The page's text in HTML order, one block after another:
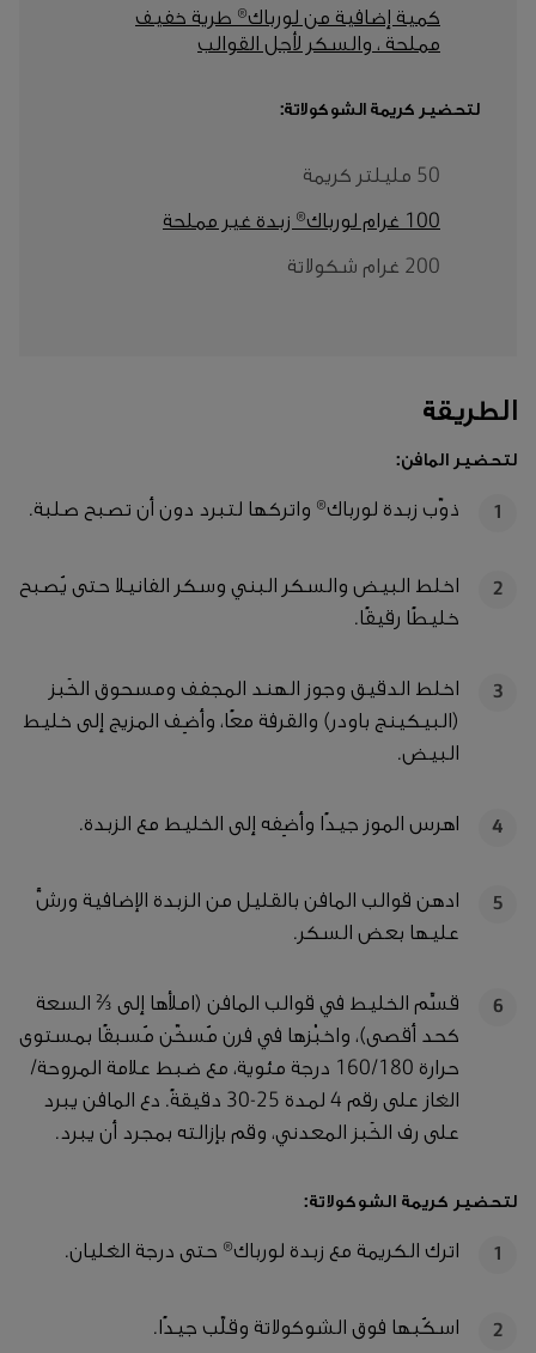
كمية إضافية من لورباك® طرية خفيف
مملحة ، والسكر لأجل القوالب
لتحضير كريمة الشوكولاتة:
50 مليلتر كريمة
100 غرام لورباك® زبدة غير مملحة
200 غرام شكولاتة
الطريقة
لتحضير المافن:
1 ذوّب زبدة لورباك® واتركها لتبرد دون أن تصبح صلبة.
2
اخلط البيض والسكر البني وسكر الفانيلا حتى يُصبح
خليطًا رقيقًا.
3
اخلط الدقيق وجوز الهند المجفف ومسحوق الخَبز
(البيكينج باودر) والقرفة معًا، وأضِف المزيج إلى خليط
البيض.
4 اهرس الموز جيدًا وأضِفه إلى الخليط مع الزبدة.
5
ادهن قوالب المافن بالقليل من الزبدة الإضافية ورشَّ
عليها بعض السكر.
6
قسِّم الخليط في قوالب المافن (املأها إلى ⅔ السعة
كحد أقصى)، واخبْزها في فرن مُسخّن مُسبقًا بمستوى
حرارة 160/180 درجة مئوية، مع ضبط علامة المروحة/
الغاز على رقم 4 لمدة 25-30 دقيقةً. دع المافن يبرد
على رف الخَبز المعدني، وقم بإزالته بمجرد أن يبرد.
لتحضير كريمة الشوكولاتة:
1 اترك الكريمة مع زبدة لورباك® حتى درجة الغليان.
2 اسكُبها فوق الشوكولاتة وقلّب جيدًا.